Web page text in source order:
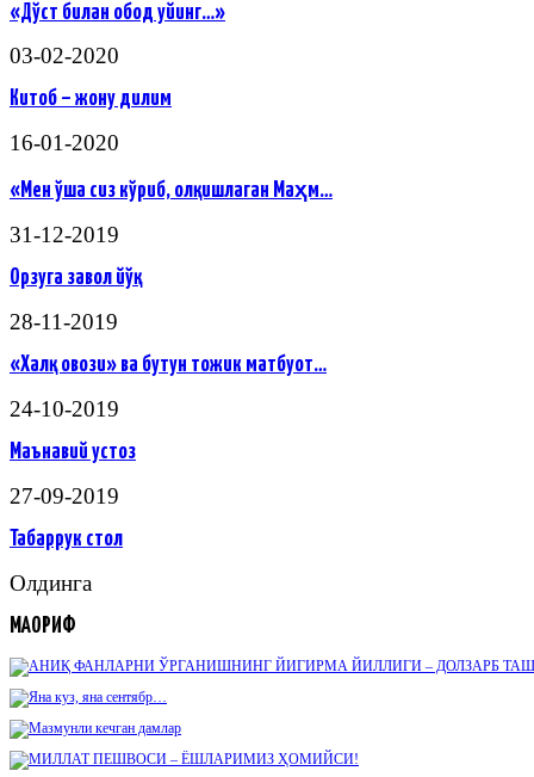
«Дўст билан обод уйинг…»
03-02-2020
Китоб – жону дилим
16-01-2020
«Мен ўша сиз кўриб, олқишлаган Маҳм…
31-12-2019
Орзуга завол йўқ
28-11-2019
«Халқ овози» ва бутун тожик матбуот…
24-10-2019
Маънавий устоз
27-09-2019
Табаррук стол
Олдинга
МАОРИФ